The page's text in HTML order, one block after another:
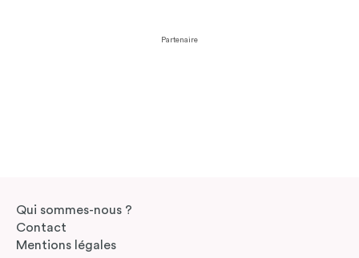
Partenaire
Qui sommes-nous ?
Contact
Mentions légales